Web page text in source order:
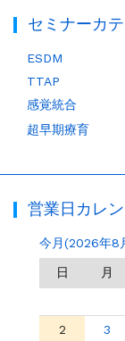
セミナーカ
ESDM
TTAP
感覚統合
超早期療育
営業日カレ
今月(2026年8
日 月
2
3